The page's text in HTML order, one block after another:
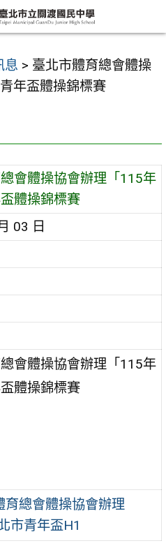
息 > 臺北市體育總會體操
年盃體操錦標賽
會體操協會辦理「115年
體操錦標賽
03 日
會體操協會辦理「115年
體操錦標賽
育總會體操協會辦理
市青年盃H1